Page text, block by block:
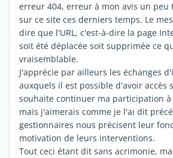
erreur 404, erreur à mon avis un
sur ce site ces derniers temps. Le
dire que l'URL, c'est-à-dire la page
soit été déplacée soit supprimée ce
vraisemblable.
J'apprécie par ailleurs les échanges
auxquels il est possible d'avoir accès
souhaite continuer ma participation à
mais j'aimerais comme je l'ai dit
gestionnaires nous précisent leur
motivation de leurs interventions.
Tout ceci étant dit sans acrimonie,